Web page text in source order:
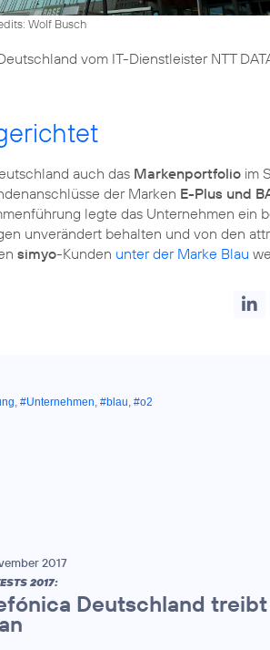
Wolf Busch
vom IT-Dienstleister NTT
auch das Markenportfolio im
der Marken E-Plus und
legte das Unternehmen ein
unverändert behalten und von den
simyo-Kunden unter der Marke Blau
, #Unternehmen, #blau, #o2
2017
2017:
Deutschland